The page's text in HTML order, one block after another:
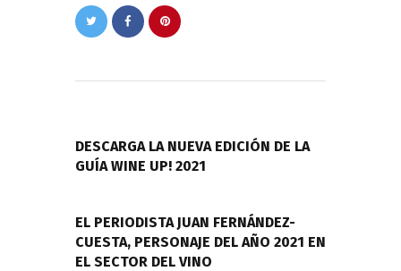
entradas
DESCARGA LA NUEVA EDICIÓN DE LA
GUÍA WINE UP! 2021
EL PERIODISTA JUAN FERNÁNDEZ-
CUESTA, PERSONAJE DEL AÑO 2021 EN
EL SECTOR DEL VINO